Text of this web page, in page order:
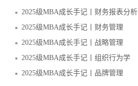
2025级MBA成长手记丨财务报表分析
2025级MBA成长手记丨财务管理
2025级MBA成长手记丨战略管理
2025级MBA成长手记丨组织行为学
2025级MBA成长手记丨品牌管理